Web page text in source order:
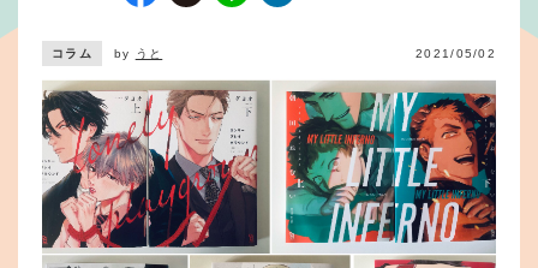
コラム by うと 2021/05/02